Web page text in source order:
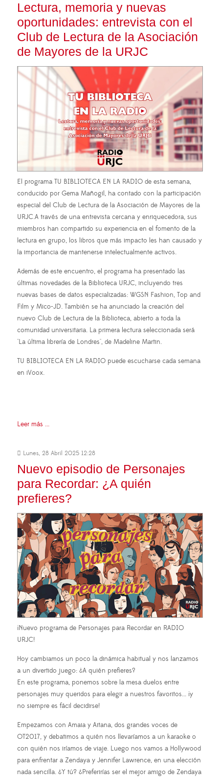
Lectura, memoria y nuevas
oportunidades: entrevista con el
Club de Lectura de la Asociación
de Mayores de la URJC
El programa TU BIBLIOTECA EN LA RADIO de esta semana,
conducido por Gema Mañogil, ha contado con la participación
especial del Club de Lectura de la Asociación de Mayores de la
URJC.A través de una entrevista cercana y enriquecedora, sus
miembros han compartido su experiencia en el fomento de la
lectura en grupo, los libros que más impacto les han causado y
la importancia de mantenerse intelectualmente activos.
Además de este encuentro, el programa ha presentado las
últimas novedades de la Biblioteca URJC, incluyendo tres
nuevas bases de datos especializadas: WGSN Fashion, Top and
Film y Mico-JD. También se ha anunciado la creación del
nuevo Club de Lectura de la Biblioteca, abierto a toda la
comunidad universitaria. La primera lectura seleccionada será
"La última librería de Londres", de Madeline Martin.
TU BIBLIOTECA EN LA RADIO puede escucharse cada semana
en iVoox.
Leer más ...
Lunes, 28 Abril 2025 12:28
Nuevo episodio de Personajes
para Recordar: ¿A quién
prefieres?
¡Nuevo programa de Personajes para Recordar en RADIO
URJC!
Hoy cambiamos un poco la dinámica habitual y nos lanzamos
a un divertido juego: ¿A quién prefieres?
En este programa, ponemos sobre la mesa duelos entre
personajes muy queridos para elegir a nuestros favoritos... ¡y
no siempre es fácil decidirse!
Empezamos con Amaia y Aitana, dos grandes voces de
OT2017, y debatimos a quién nos llevaríamos a un karaoke o
con quién nos iríamos de viaje. Luego nos vamos a Hollywood
para enfrentar a Zendaya y Jennifer Lawrence, en una elección
nada sencilla. ¿Y tú? ¿Preferirías ser el mejor amigo de Zendaya